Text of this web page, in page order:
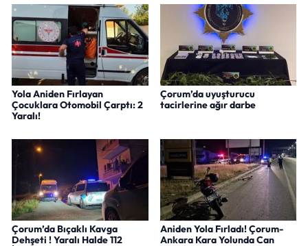
Yola Aniden Fırlayan
Çocuklara Otomobil Çarptı: 2
Yaralı!
Çorum’da uyuşturucu
tacirlerine ağır darbe
Çorum’da Bıçaklı Kavga
Dehşeti ! Yaralı Halde 112
Aniden Yola Fırladı! Çorum-
Ankara Kara Yolunda Can